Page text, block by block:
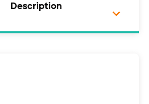
Description